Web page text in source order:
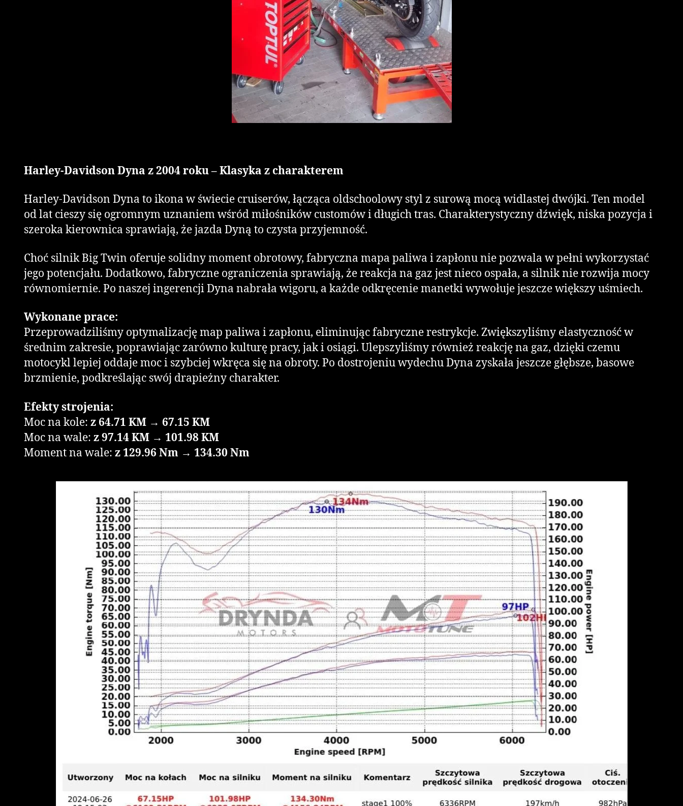
Harley-Davidson Dyna z 2004 roku – Klasyka z charakterem
Harley-Davidson Dyna to ikona w świecie cruiserów, łącząca oldschoolowy styl z surową mocą widlastej dwójki. Ten model
od lat cieszy się ogromnym uznaniem wśród miłośników customów i długich tras. Charakterystyczny dźwięk, niska pozycja i
szeroka kierownica sprawiają, że jazda Dyną to czysta przyjemność.
Choć silnik Big Twin oferuje solidny moment obrotowy, fabryczna mapa paliwa i zapłonu nie pozwala w pełni wykorzystać
jego potencjału. Dodatkowo, fabryczne ograniczenia sprawiają, że reakcja na gaz jest nieco ospała, a silnik nie rozwija mocy
równomiernie. Po naszej ingerencji Dyna nabrała wigoru, a każde odkręcenie manetki wywołuje jeszcze większy uśmiech.
Wykonane prace:
Przeprowadziliśmy optymalizację map paliwa i zapłonu, eliminując fabryczne restrykcje. Zwiększyliśmy elastyczność w
średnim zakresie, poprawiając zarówno kulturę pracy, jak i osiągi. Ulepszyliśmy również reakcję na gaz, dzięki czemu
motocykl lepiej oddaje moc i szybciej wkręca się na obroty. Po dostrojeniu wydechu Dyna zyskała jeszcze głębsze, basowe
brzmienie, podkreślając swój drapieżny charakter.
Efekty strojenia:
Moc na kole: z 64.71 KM → 67.15 KM
Moc na wale: z 97.14 KM → 101.98 KM
Moment na wale: z 129.96 Nm → 134.30 Nm